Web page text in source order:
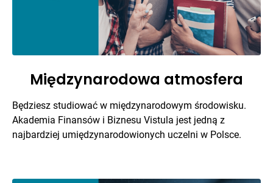
Międzynarodowa atmosfera
Będziesz studiować w międzynarodowym środowisku.
Akademia Finansów i Biznesu Vistula jest jedną z
najbardziej umiędzynarodowionych uczelni w Polsce.